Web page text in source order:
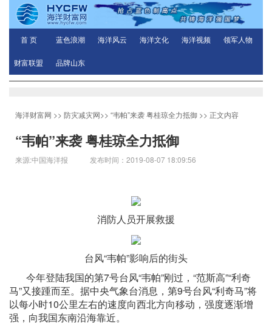
首 页 蓝色浪潮 海洋风云 海洋文化 海洋视频 领军人物
财富联盟 品牌山东
海洋财富网 >> 防灾减灾网>> “韦帕”来袭 粤桂琼全力抵御 >> 正文内容
“韦帕”来袭 粤桂琼全力抵御
来源:中国海洋报 发布时间：2019-08-07 18:09:56
消防人员开展救援
台风“韦帕”影响后的街头
今年登陆我国的第7号台风“韦帕”刚过，“范斯高”“利奇
马”又接踵而至。据中央气象台消息，第9号台风“利奇马”将
以每小时10公里左右的速度向西北方向移动，强度逐渐增
强，向我国东南沿海靠近。